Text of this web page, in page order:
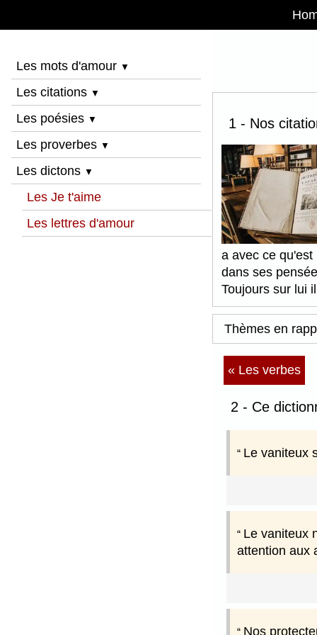
Les mots d'amour ▼
Les citations ▼
Les poésies ▼
Les proverbes ▼
Les dictons ▼
Les Je t'aime
Les lettres d'amour
1 - Nos
a avec ce
dans ses
Toujours sur lui
Thèmes en
« Les verbes
2 - Ce
Le vaniteux
Le vaniteux
attention aux
Nos